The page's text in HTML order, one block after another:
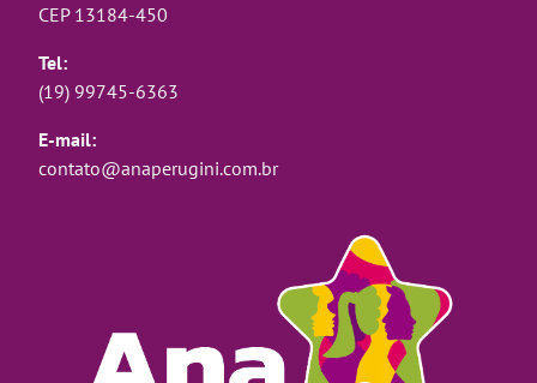
CEP 13184-450
Tel:
(19) 99745-6363
E-mail:
contato@anaperugini.com.br